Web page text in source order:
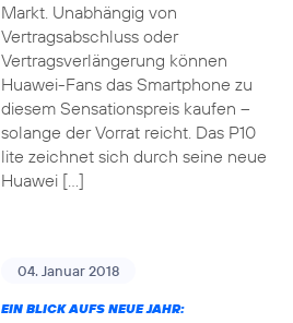
Markt. Unabhängig von
Vertragsabschluss oder
Vertragsverlängerung können
Huawei-Fans das Smartphone zu
diesem Sensationspreis kaufen –
solange der Vorrat reicht. Das P10
lite zeichnet sich durch seine neue
Huawei […]
04. Januar 2018
EIN BLICK AUFS NEUE JAHR: